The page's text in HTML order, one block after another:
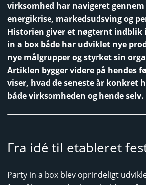
virksomhed har navigeret gennem
energikrise, markedsudsving og
Historien giver et nøgternt indblik
in a box både har udviklet nye
nye målgrupper og styrket sin
Artiklen bygger videre på hendes
viser, hvad de seneste år konkret
både virksomheden og hende selv.
Fra idé til etableret
Party in a box blev oprindeligt